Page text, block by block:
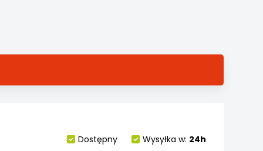
Dostępny Wysyłka w: 24h